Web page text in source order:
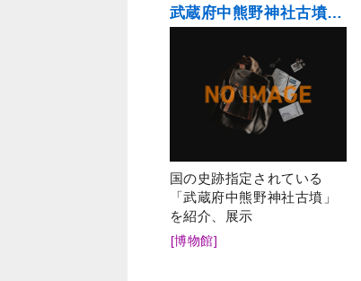
武蔵府中熊野神社古墳展示館
国の史跡指定されている
「武蔵府中熊野神社古墳」
を紹介、展示
[博物館]